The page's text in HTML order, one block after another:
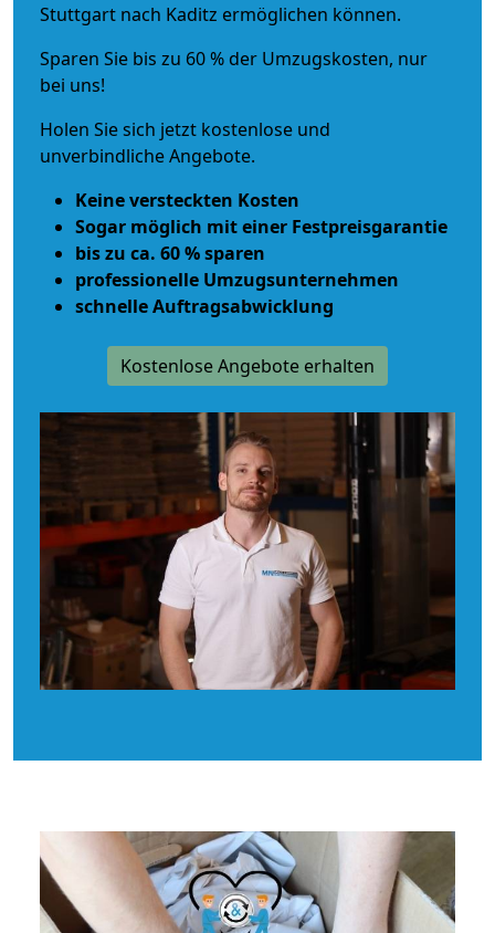
Stuttgart nach Kaditz ermöglichen können.
Sparen Sie bis zu 60 % der Umzugskosten, nur
bei uns!
Holen Sie sich jetzt kostenlose und
unverbindliche Angebote.
Keine versteckten Kosten
Sogar möglich mit einer Festpreisgarantie
bis zu ca. 60 % sparen
professionelle Umzugsunternehmen
schnelle Auftragsabwicklung
Kostenlose Angebote erhalten